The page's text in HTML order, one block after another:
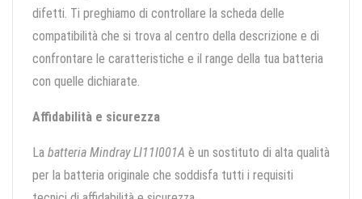
difetti. Ti preghiamo di controllare la scheda delle
compatibilità che si trova al centro della descrizione e di
confrontare le caratteristiche e il range della tua batteria
con quelle dichiarate.
Affidabilità e sicurezza
La batteria Mindray LI11I001A è un sostituto di alta qualità
per la batteria originale che soddisfa tutti i requisiti